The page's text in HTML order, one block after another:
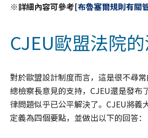
※詳細內容可參考[布魯塞爾規則有關
CJEU歐盟法院
對於歐盟設計制度而言，這是很不尋
總檢察長意見的支持，CJEU還是發布
律問題似乎已公平解決了。CJEU將義
定義為四個要點，並做出以下的回答：